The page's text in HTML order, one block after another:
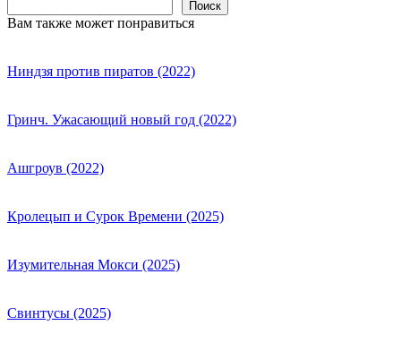
Поиск
Вам также может понравиться
Ниндзя против пиратов (2022)
Гринч. Ужасающий новый год (2022)
Ашгроув (2022)
Кролецып и Сурок Времени (2025)
Изумительная Мокси (2025)
Свинтусы (2025)